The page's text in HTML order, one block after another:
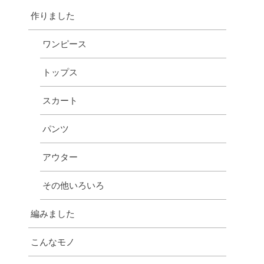
作りました
ワンピース
トップス
スカート
パンツ
アウター
その他いろいろ
編みました
こんなモノ